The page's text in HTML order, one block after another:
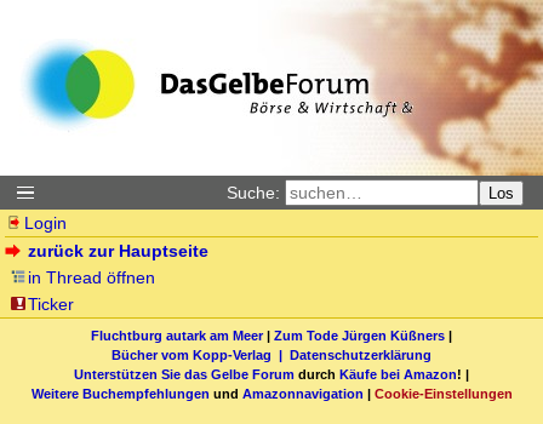
Suche: Los
Login
zurück zur Hauptseite
in Thread öffnen
Ticker
Fluchtburg autark am Meer| Zum Tode Jürgen Küßners |
Bücher vom Kopp-Verlag | Datenschutzerklärung
Unterstützen Sie das Gelbe Forum durch Käufe bei Amazon! |
Weitere Buchempfehlungen und Amazonnavigation | Cookie-Einstellungen